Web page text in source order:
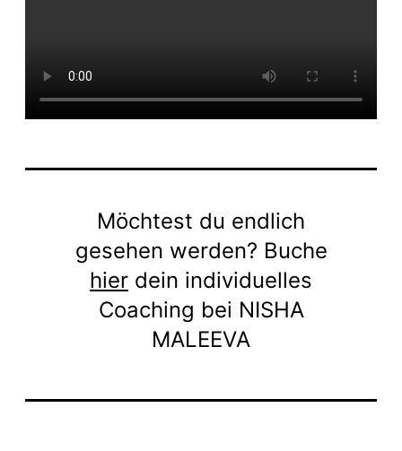
Möchtest du endlich
gesehen werden? Buche
hier dein individuelles
Coaching bei NISHA
MALEEVA